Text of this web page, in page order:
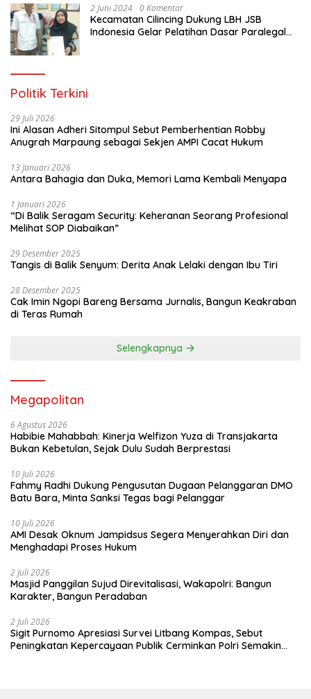
2 Juni 2024 0 Komentar
Kecamatan Cilincing Dukung LBH JSB
Indonesia Gelar Pelatihan Dasar Paralegal
Politik Terkini
29 Juli 2026
Ini Alasan Adheri Sitompul Sebut Pemberhentian Robby
Anugrah Marpaung sebagai Sekjen AMPI Cacat Hukum
13 Januari 2026
Antara Bahagia dan Duka, Memori Lama Kembali Menyapa
1 Januari 2026
“Di Balik Seragam Security: Keheranan Seorang Profesional
Melihat SOP Diabaikan”
29 Desember 2025
Tangis di Balik Senyum: Derita Anak Lelaki dengan Ibu Tiri
28 Desember 2025
Cak Imin Ngopi Bareng Bersama Jurnalis, Bangun Keakraban
di Teras Rumah
Selengkapnya
Megapolitan
6 Agustus 2026
Habibie Mahabbah: Kinerja Welfizon Yuza di Transjakarta
Bukan Kebetulan, Sejak Dulu Sudah Berprestasi
10 Juli 2026
Fahmy Radhi Dukung Pengusutan Dugaan Pelanggaran DMO
Batu Bara, Minta Sanksi Tegas bagi Pelanggar
10 Juli 2026
AMI Desak Oknum Jampidsus Segera Menyerahkan Diri dan
Menghadapi Proses Hukum
2 Juli 2026
Masjid Panggilan Sujud Direvitalisasi, Wakapolri: Bangun
Karakter, Bangun Peradaban
2 Juli 2026
Sigit Purnomo Apresiasi Survei Litbang Kompas, Sebut
Peningkatan Kepercayaan Publik Cerminkan Polri Semakin